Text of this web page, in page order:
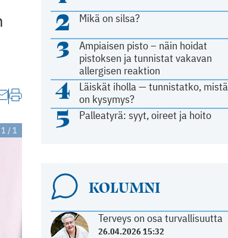
2 Mikä on silsa?
3
Ampiaisen pisto – näin hoidat
pistoksen ja tunnistat vakavan
allergisen reaktion
4
Läiskät iholla — tunnistatko, mistä
on kysymys?
5 Palleatyrä: syyt, oireet ja hoito
KOLUMNI
Terveys on osa turvallisuutta
26.04.2026 15:32
/ 1